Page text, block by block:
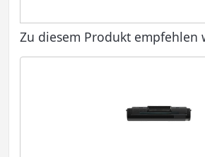
Zu diesem Produkt empfehlen